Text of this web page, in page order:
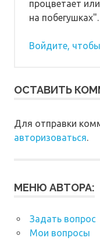
процветает
на побегушках".
Войдите,
ОСТАВИТЬ
Для отправки
авторизоваться.
МЕНЮ АВТОРА:
Задать вопрос
Мои вопросы